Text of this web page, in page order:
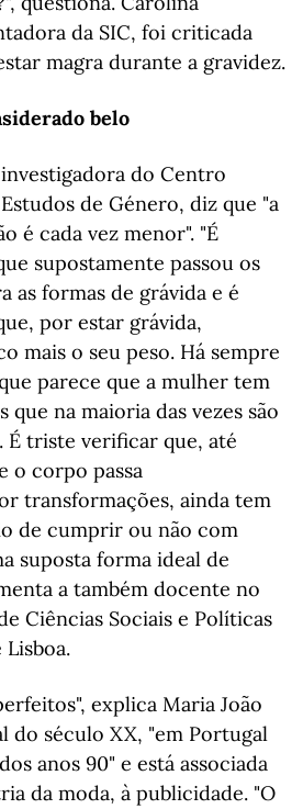
da SIC, foi criticada
magra durante a gravidez.
belo
do Centro
de Género, diz que "a
é cada vez menor". "É
supostamente passou os
as formas de grávida e é
por estar grávida,
mais o seu peso. Há sempre
parece que a mulher tem
na maioria das vezes são
É triste verificar que, até
o corpo passa
transformações, ainda tem
de cumprir ou não com
suposta forma ideal de
a também docente no
Ciências Sociais e Políticas
explica Maria João
do século XX, "em Portugal
anos 90" e está associada
da moda, à publicidade. "O